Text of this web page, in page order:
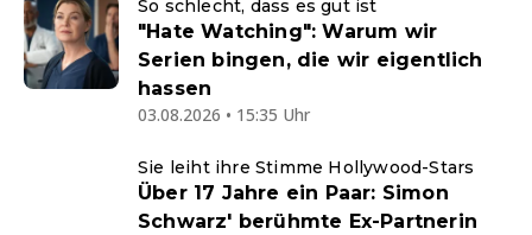
So schlecht, dass es gut ist
"Hate Watching": Warum wir
Serien bingen, die wir eigentlich
hassen
03.08.2026 • 15:35 Uhr
Sie leiht ihre Stimme Hollywood-Stars
Über 17 Jahre ein Paar: Simon
Schwarz' berühmte Ex-Partnerin